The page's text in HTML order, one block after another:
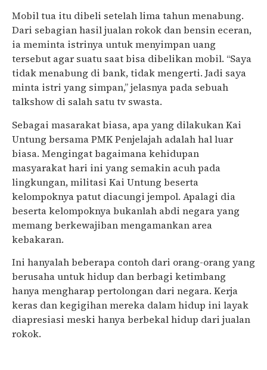
Mobil tua itu dibeli setelah lima tahun menabung.
Dari sebagian hasil jualan rokok dan bensin eceran,
ia meminta istrinya untuk menyimpan uang
tersebut agar suatu saat bisa dibelikan mobil. “Saya
tidak menabung di bank, tidak mengerti. Jadi saya
minta istri yang simpan,” jelasnya pada sebuah
talkshow di salah satu tv swasta.
Sebagai masarakat biasa, apa yang dilakukan Kai
Untung bersama PMK Penjelajah adalah hal luar
biasa. Mengingat bagaimana kehidupan
masyarakat hari ini yang semakin acuh pada
lingkungan, militasi Kai Untung beserta
kelompoknya patut diacungi jempol. Apalagi dia
beserta kelompoknya bukanlah abdi negara yang
memang berkewajiban mengamankan area
kebakaran.
Ini hanyalah beberapa contoh dari orang-orang yang
berusaha untuk hidup dan berbagi ketimbang
hanya mengharap pertolongan dari negara. Kerja
keras dan kegigihan mereka dalam hidup ini layak
diapresiasi meski hanya berbekal hidup dari jualan
rokok.